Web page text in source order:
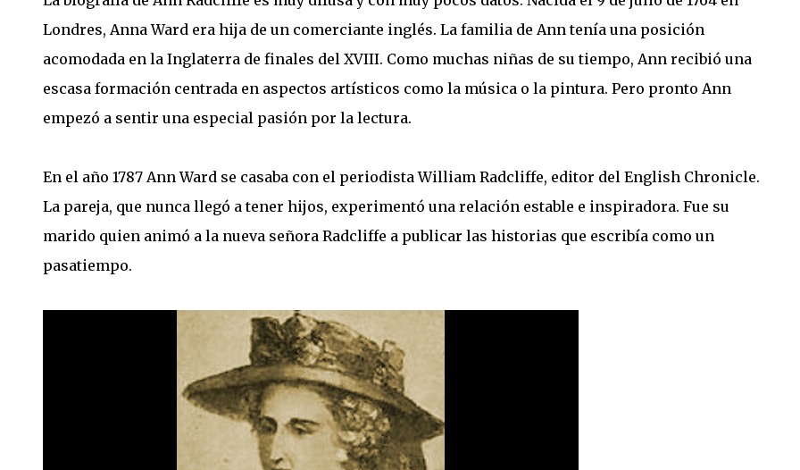
Londres, Anna Ward era hija de un comerciante inglés. La familia de Ann tenía una posición
acomodada en la Inglaterra de finales del XVIII. Como muchas niñas de su tiempo, Ann recibió una
escasa formación centrada en aspectos artísticos como la música o la pintura. Pero pronto Ann
empezó a sentir una especial pasión por la lectura.
En el año 1787 Ann Ward se casaba con el periodista William Radcliffe, editor del English Chronicle.
La pareja, que nunca llegó a tener hijos, experimentó una relación estable e inspiradora. Fue su
marido quien animó a la nueva señora Radcliffe a publicar las historias que escribía como un
pasatiempo.